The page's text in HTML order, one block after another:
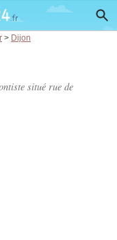
> Dijon
situé rue de